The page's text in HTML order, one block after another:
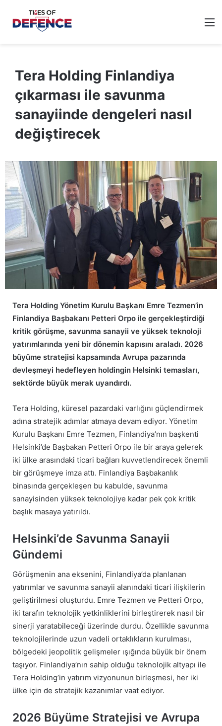
Tera Holding Finlandiya
çıkarması ile savunma
sanayiinde dengeleri nasıl
değiştirecek
Tera Holding Yönetim Kurulu Başkanı Emre Tezmen’in
Finlandiya Başbakanı Petteri Orpo ile gerçekleştirdiği
kritik görüşme, savunma sanayii ve yüksek teknoloji
yatırımlarında yeni bir dönemin kapısını araladı. 2026
büyüme stratejisi kapsamında Avrupa pazarında
devleşmeyi hedefleyen holdingin Helsinki temasları,
sektörde büyük merak uyandırdı.
Tera Holding, küresel pazardaki varlığını güçlendirmek
adına stratejik adımlar atmaya devam ediyor. Yönetim
Kurulu Başkanı Emre Tezmen, Finlandiya’nın başkenti
Helsinki’de Başbakan Petteri Orpo ile bir araya gelerek
iki ülke arasındaki ticari bağları kuvvetlendirecek önemli
bir görüşmeye imza attı. Finlandiya Başbakanlık
binasında gerçekleşen bu kabulde, savunma
sanayisinden yüksek teknolojiye kadar pek çok kritik
başlık masaya yatırıldı.
Helsinki’de Savunma Sanayii
Gündemi
Görüşmenin ana eksenini, Finlandiya’da planlanan
yatırımlar ve savunma sanayii alanındaki ticari ilişkilerin
geliştirilmesi oluşturdu. Emre Tezmen ve Petteri Orpo,
iki tarafın teknolojik yetkinliklerini birleştirerek nasıl bir
sinerji yaratabileceği üzerinde durdu. Özellikle savunma
teknolojilerinde uzun vadeli ortaklıkların kurulması,
bölgedeki jeopolitik gelişmeler ışığında büyük bir önem
taşıyor. Finlandiya’nın sahip olduğu teknolojik altyapı ile
Tera Holding’in yatırım vizyonunun birleşmesi, her iki
ülke için de stratejik kazanımlar vaat ediyor.
2026 Büyüme Stratejisi ve Avrupa